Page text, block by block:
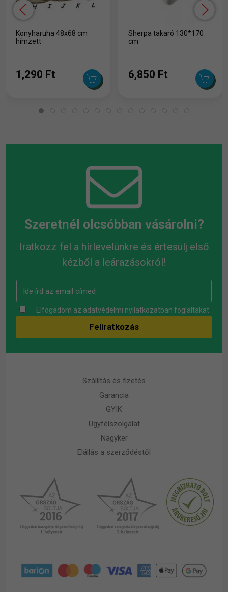
Konyharuha 48x68 cm
hímzett
1,290 Ft
Sherpa takaró 130*170
cm
6,850 Ft
Szeretnél olcsóbban vásárolni?
Iratkozz fel a hírlevelünkre és értesülj első
kézből a leárazásokról!
Elfogadom az adatvédelmi nyilatkozatban foglaltakat
Szállítás és fizetés
Garancia
GYIK
Ügyfélszolgálat
Nagyker
Elállás a szerződéstől